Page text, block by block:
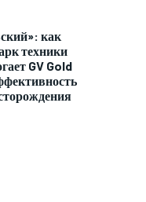
как
техники
GV Gold